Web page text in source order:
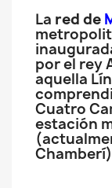
La red de
por el rey
aquella
Cuatro
estación